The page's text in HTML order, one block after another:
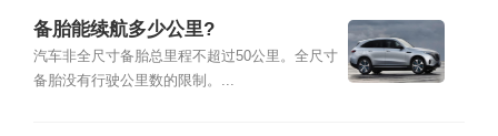
备胎能续航多少公里?
汽车非全尺寸备胎总里程不超过50公里。全尺寸
备胎没有行驶公里数的限制。...